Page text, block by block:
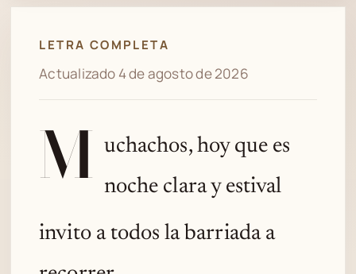
LETRA COMPLETA
Actualizado 4 de agosto de 2026
M uchachos, hoy que es
noche clara y estival
invito a todos la barriada a